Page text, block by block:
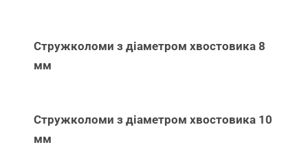
Стружколоми з діаметром хвостовика 8
мм
Стружколоми з діаметром хвостовика 10
мм